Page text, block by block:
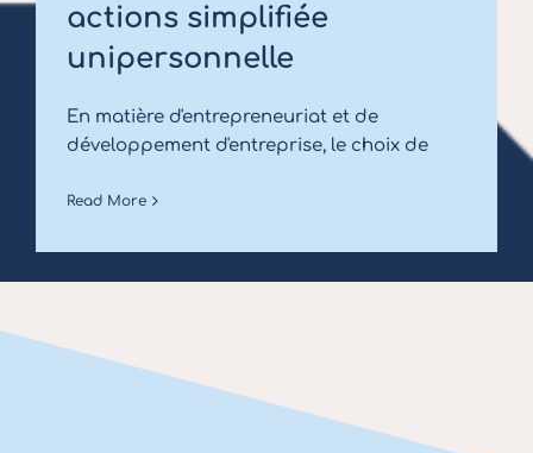
actions simplifiée
unipersonnelle
En matière d'entrepreneuriat et de
développement d'entreprise, le choix de
Read More